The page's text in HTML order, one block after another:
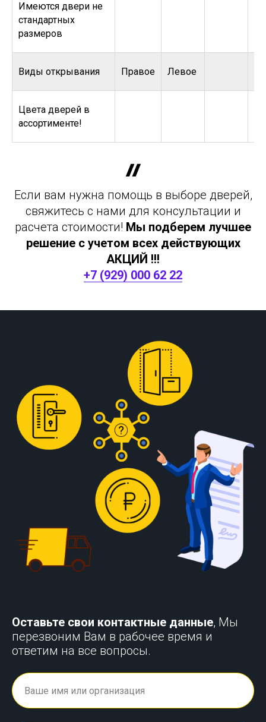
Имеются двери не
стандартных
размеров
Виды открывания Правое Левое
Цвета дверей в
ассортименте!
Если вам нужна помощь в выборе дверей,
свяжитесь с нами для консультации и
расчета стоимости! Мы подберем лучшее
решение с учетом всех действующих
АКЦИЙ !!!
+7 (929) 000 62 22
Оставьте свои контактные данные, Мы
перезвоним Вам в рабочее время и
ответим на все вопросы.